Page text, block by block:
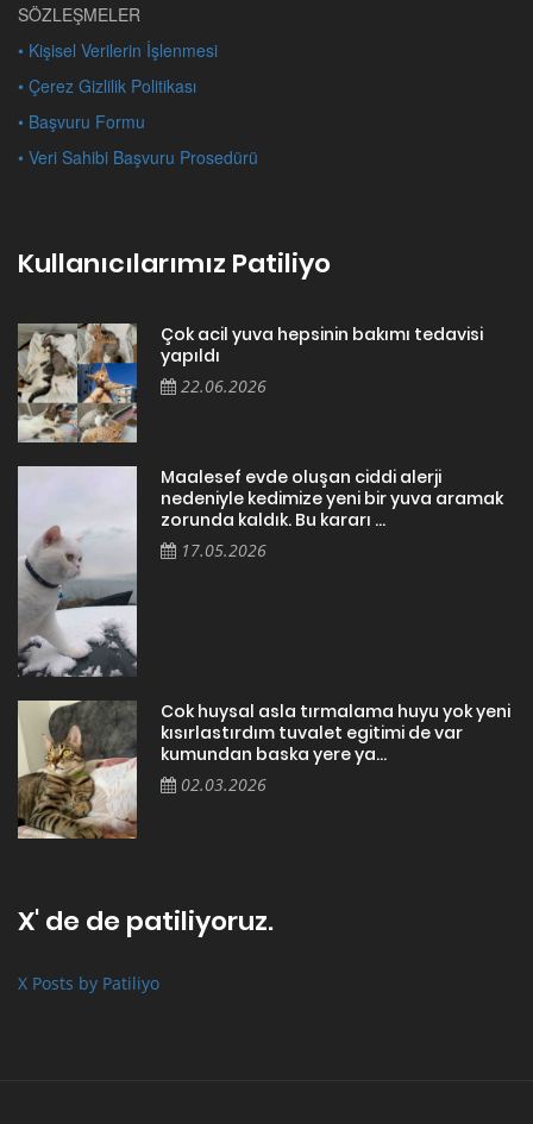
SÖZLEŞMELER
• Kişisel Verilerin İşlenmesi
• Çerez Gizlilik Politikası
• Başvuru Formu
• Veri Sahibi Başvuru Prosedürü
Kullanıcılarımız Patiliyo
Çok acil yuva hepsinin bakımı tedavisi
yapıldı
22.06.2026
Maalesef evde oluşan ciddi alerji
nedeniyle kedimize yeni bir yuva aramak
zorunda kaldık. Bu kararı ...
17.05.2026
Cok huysal asla tırmalama huyu yok yeni
kısırlastırdım tuvalet egitimi de var
kumundan baska yere ya...
02.03.2026
X' de de patiliyoruz.
X Posts by Patiliyo